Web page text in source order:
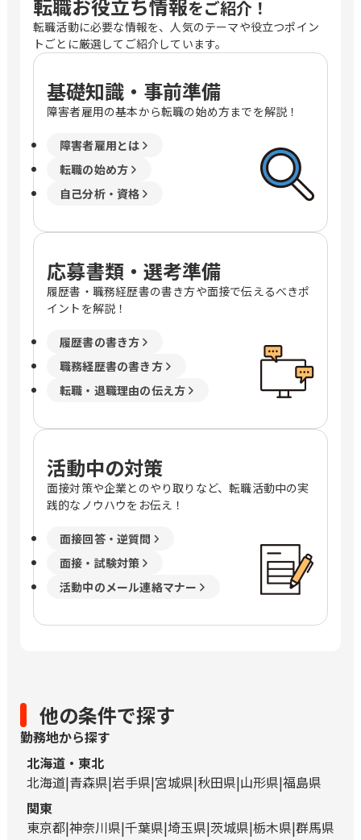
転職お役立ち情報をご紹介！
転職活動に必要な情報を、人気のテーマや役立つポイン
トごとに厳選してご紹介しています。
基礎知識・事前準備
障害者雇用の基本から転職の始め方までを解説！
障害者雇用とは
転職の始め方
自己分析・資格
応募書類・選考準備
履歴書・職務経歴書の書き方や面接で伝えるべきポ
イントを解説！
履歴書の書き方
職務経歴書の書き方
転職・退職理由の伝え方
活動中の対策
面接対策や企業とのやり取りなど、転職活動中の実
践的なノウハウをお伝え！
面接回答・逆質問
面接・試験対策
活動中のメール連絡マナー
他の条件で探す
勤務地から探す
北海道・東北
北海道 青森県 岩手県 宮城県 秋田県 山形県 福島県
関東
東京都 神奈川県 千葉県 埼玉県 茨城県 栃木県 群馬県